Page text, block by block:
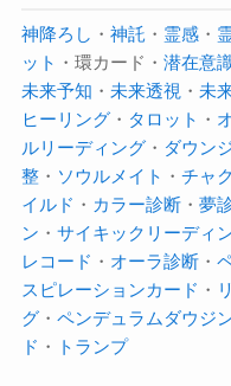
神降ろし ・ 神託 ・ 霊感・
ット ・環カード・ 潜在意
未来予知 ・ 未来透視 ・ 未
ヒーリング・ タロット ・
ルリーディング・ ダウン
整・ ソウルメイト ・ チャ
イルド ・ カラー診断・ 夢
ン ・ サイキック リーディ
レコード ・ オーラ診断・
スピレーションカード ・
グ・ ペンデュラムダウジ
ド ・ トランプ